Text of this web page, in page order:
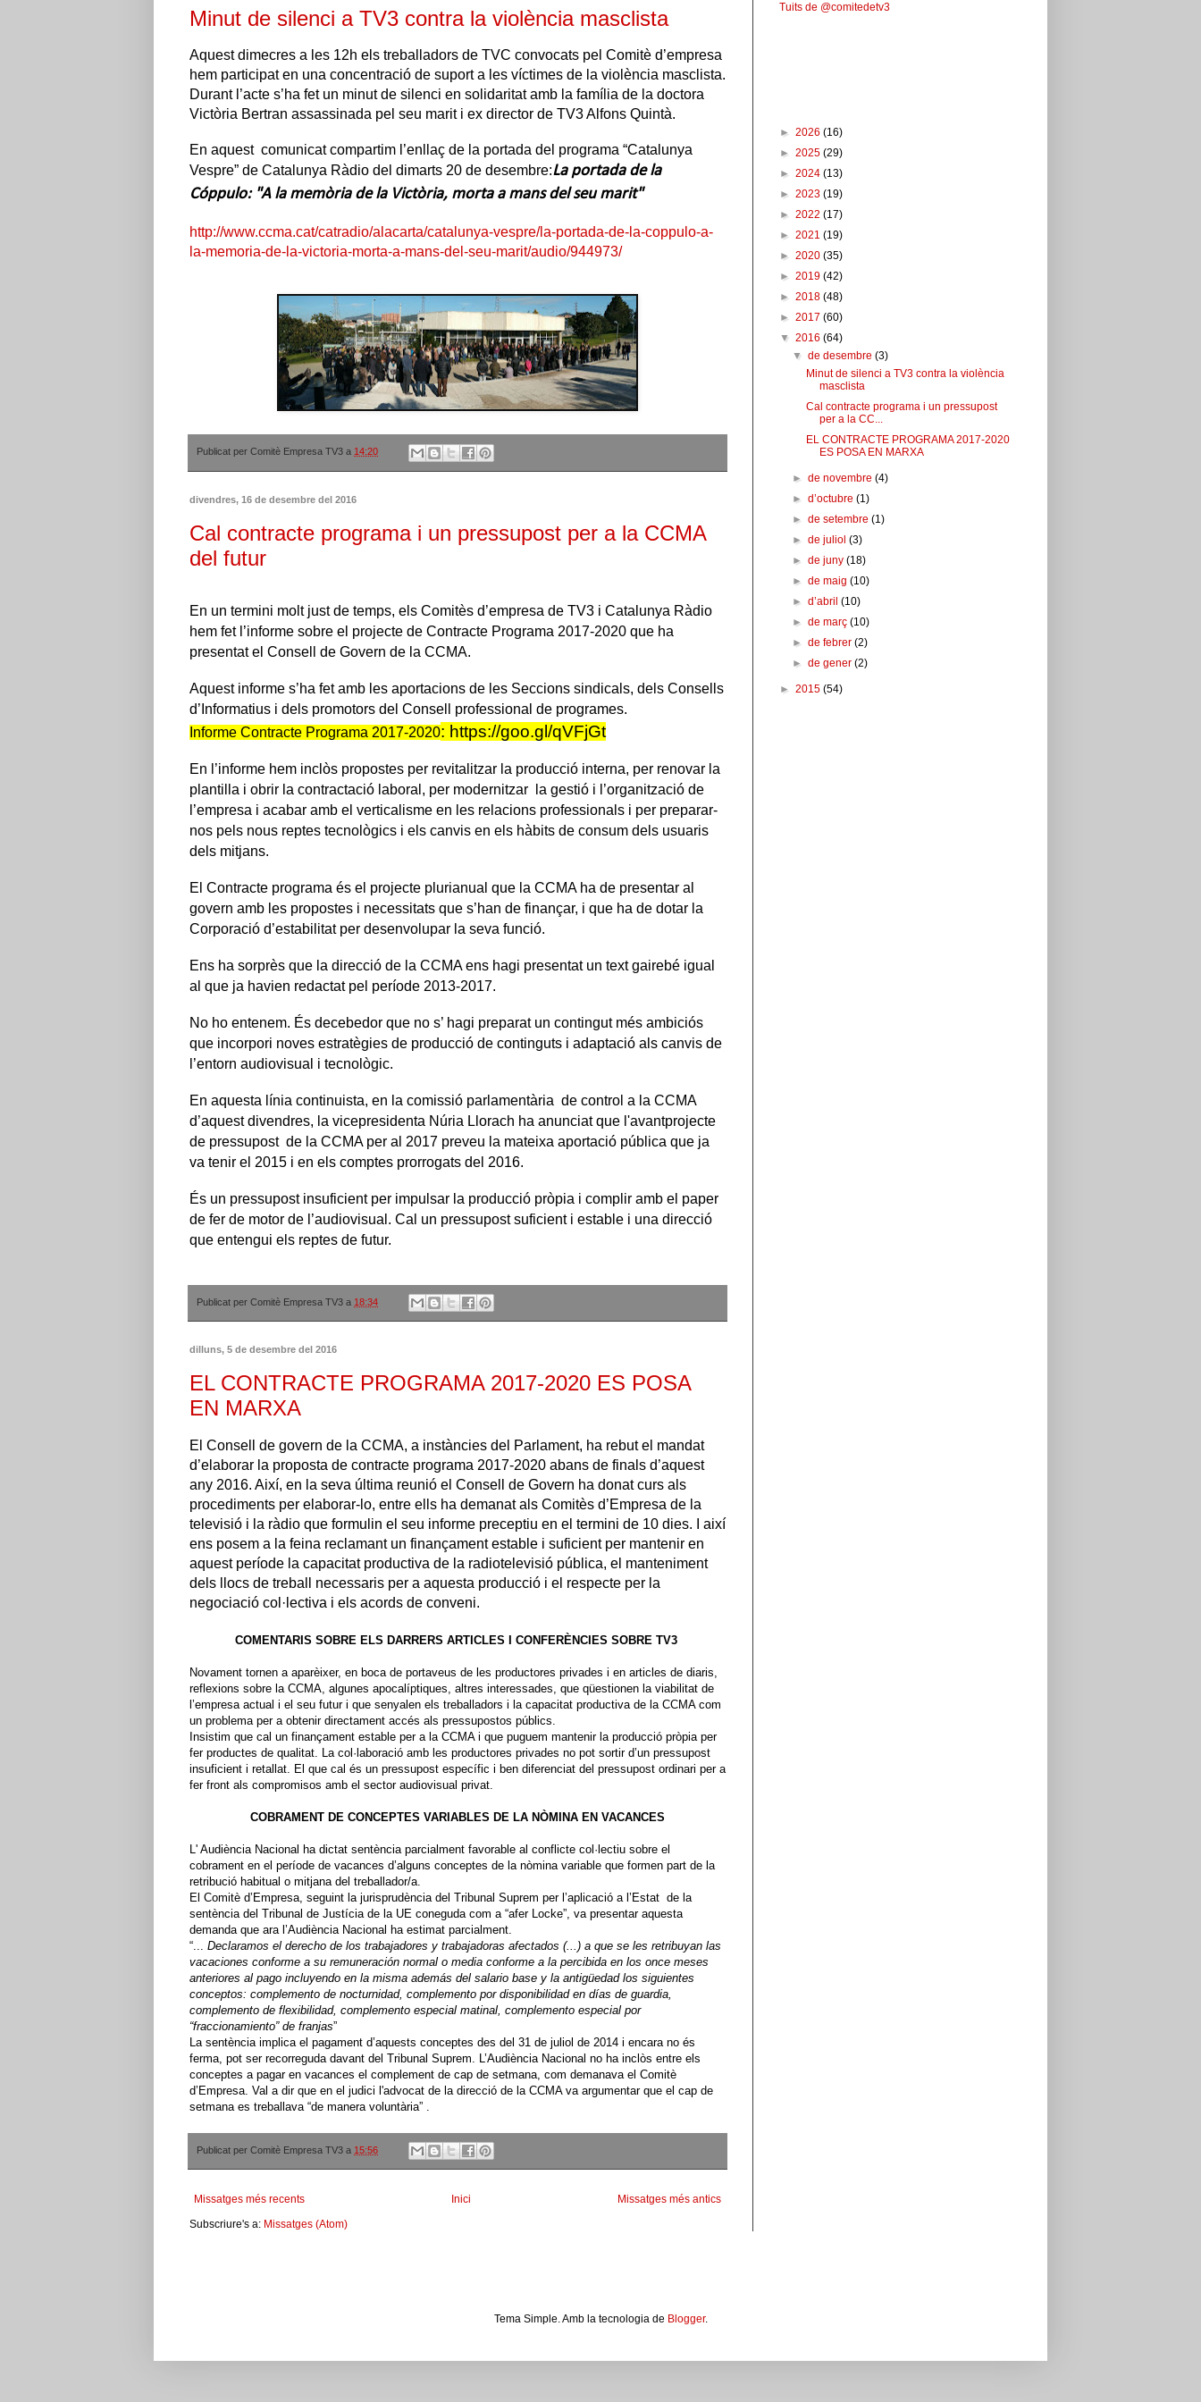
Minut de silenci a TV3 contra la violència masclista
Aquest dimecres a les 12h els treballadors de TVC convocats pel Comitè d’empresa
hem participat en una concentració de suport a les víctimes de la violència masclista.
Durant l’acte s’ha fet un minut de silenci en solidaritat amb la família de la doctora
Victòria Bertran assassinada pel seu marit i ex director de TV3 Alfons Quintà.
En aquest comunicat compartim l’enllaç de la portada del programa “Catalunya
Vespre” de Catalunya Ràdio del dimarts 20 de desembre:La portada de la
Cóppulo: "A la memòria de la Victòria, morta a mans del seu marit"
http://www.ccma.cat/catradio/alacarta/catalunya-vespre/la-portada-de-la-coppulo-a-
la-memoria-de-la-victoria-morta-a-mans-del-seu-marit/audio/944973/
Publicat per Comitè Empresa TV3 a 14:20
divendres, 16 de desembre del 2016
Cal contracte programa i un pressupost per a la CCMA
del futur
En un termini molt just de temps, els Comitès d’empresa de TV3 i Catalunya Ràdio
hem fet l’informe sobre el projecte de Contracte Programa 2017-2020 que ha
presentat el Consell de Govern de la CCMA.
Aquest informe s’ha fet amb les aportacions de les Seccions sindicals, dels Consells
d’Informatius i dels promotors del Consell professional de programes.
Informe Contracte Programa 2017-2020: https://goo.gl/qVFjGt
En l’informe hem inclòs propostes per revitalitzar la producció interna, per renovar la
plantilla i obrir la contractació laboral, per modernitzar la gestió i l’organització de
l’empresa i acabar amb el verticalisme en les relacions professionals i per preparar-
nos pels nous reptes tecnològics i els canvis en els hàbits de consum dels usuaris
dels mitjans.
El Contracte programa és el projecte plurianual que la CCMA ha de presentar al
govern amb les propostes i necessitats que s’han de finançar, i que ha de dotar la
Corporació d’estabilitat per desenvolupar la seva funció.
Ens ha sorprès que la direcció de la CCMA ens hagi presentat un text gairebé igual
al que ja havien redactat pel període 2013-2017.
No ho entenem. És decebedor que no s’ hagi preparat un contingut més ambiciós
que incorpori noves estratègies de producció de continguts i adaptació als canvis de
l’entorn audiovisual i tecnològic.
En aquesta línia continuista, en la comissió parlamentària de control a la CCMA
d’aquest divendres, la vicepresidenta Núria Llorach ha anunciat que l'avantprojecte
de pressupost de la CCMA per al 2017 preveu la mateixa aportació pública que ja
va tenir el 2015 i en els comptes prorrogats del 2016.
És un pressupost insuficient per impulsar la producció pròpia i complir amb el paper
de fer de motor de l’audiovisual. Cal un pressupost suficient i estable i una direcció
que entengui els reptes de futur.
Publicat per Comitè Empresa TV3 a 18:34
dilluns, 5 de desembre del 2016
EL CONTRACTE PROGRAMA 2017-2020 ES POSA
EN MARXA
El Consell de govern de la CCMA, a instàncies del Parlament, ha rebut el mandat
d’elaborar la proposta de contracte programa 2017-2020 abans de finals d’aquest
any 2016. Així, en la seva última reunió el Consell de Govern ha donat curs als
procediments per elaborar-lo, entre ells ha demanat als Comitès d’Empresa de la
televisió i la ràdio que formulin el seu informe preceptiu en el termini de 10 dies. I així
ens posem a la feina reclamant un finançament estable i suficient per mantenir en
aquest període la capacitat productiva de la radiotelevisió pública, el manteniment
dels llocs de treball necessaris per a aquesta producció i el respecte per la
negociació col·lectiva i els acords de conveni.
COMENTARIS SOBRE ELS DARRERS ARTICLES I CONFERÈNCIES SOBRE TV3
Novament tornen a aparèixer, en boca de portaveus de les productores privades i en articles de diaris,
reflexions sobre la CCMA, algunes apocalíptiques, altres interessades, que qüestionen la viabilitat de
l’empresa actual i el seu futur i que senyalen els treballadors i la capacitat productiva de la CCMA com
un problema per a obtenir directament accés als pressupostos públics.
Insistim que cal un finançament estable per a la CCMA i que puguem mantenir la producció pròpia per
fer productes de qualitat. La col·laboració amb les productores privades no pot sortir d’un pressupost
insuficient i retallat. El que cal és un pressupost específic i ben diferenciat del pressupost ordinari per a
fer front als compromisos amb el sector audiovisual privat.
COBRAMENT DE CONCEPTES VARIABLES DE LA NÒMINA EN VACANCES
L' Audiència Nacional ha dictat sentència parcialment favorable al conflicte col·lectiu sobre el
cobrament en el període de vacances d’alguns conceptes de la nòmina variable que formen part de la
retribució habitual o mitjana del treballador/a.
El Comitè d’Empresa, seguint la jurisprudència del Tribunal Suprem per l’aplicació a l’Estat de la
sentència del Tribunal de Justícia de la UE coneguda com a “afer Locke”, va presentar aquesta
demanda que ara l’Audiència Nacional ha estimat parcialment.
“... Declaramos el derecho de los trabajadores y trabajadoras afectados (...) a que se les retribuyan las
vacaciones conforme a su remuneración normal o media conforme a la percibida en los once meses
anteriores al pago incluyendo en la misma además del salario base y la antigüedad los siguientes
conceptos: complemento de nocturnidad, complemento por disponibilidad en días de guardia,
complemento de flexibilidad, complemento especial matinal, complemento especial por
“fraccionamiento” de franjas”
La sentència implica el pagament d’aquests conceptes des del 31 de juliol de 2014 i encara no és
ferma, pot ser recorreguda davant del Tribunal Suprem. L’Audiència Nacional no ha inclòs entre els
conceptes a pagar en vacances el complement de cap de setmana, com demanava el Comitè
d’Empresa. Val a dir que en el judici l'advocat de la direcció de la CCMA va argumentar que el cap de
setmana es treballava “de manera voluntària” .
Publicat per Comitè Empresa TV3 a 15:56
Missatges més recents Missatges més antics
Inici
Subscriure's a: Missatges (Atom)
Tuits de @comitedetv3
► 2026 (16)
► 2025 (29)
► 2024 (13)
► 2023 (19)
► 2022 (17)
► 2021 (19)
► 2020 (35)
► 2019 (42)
► 2018 (48)
► 2017 (60)
▼ 2016 (64)
▼de desembre(3)
Minut de silenci a TV3 contra la violència
masclista
Cal contracte programa i un pressupost
per a la CC...
EL CONTRACTE PROGRAMA 2017-2020
ES POSA EN MARXA
►de novembre(4)
►d’octubre(1)
►de setembre(1)
►de juliol(3)
►de juny(18)
►de maig(10)
►d’abril(10)
►de març(10)
►de febrer(2)
►de gener(2)
► 2015 (54)
Tema Simple. Amb la tecnologia de Blogger.